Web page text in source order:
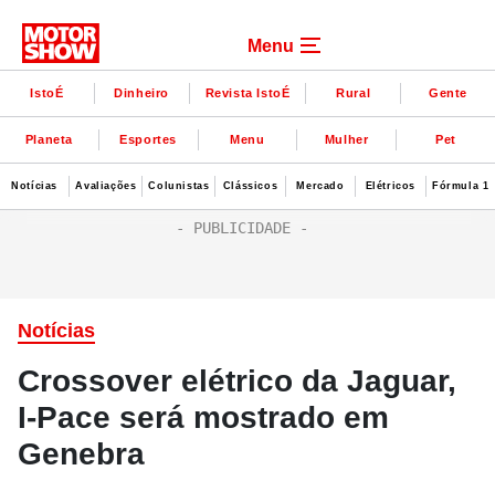
Menu
IstoÉ Dinheiro Revista IstoÉ Rural Gente
Planeta Esportes Menu Mulher Pet
Notícias Avaliações Colunistas Clássicos Mercado Elétricos Fórmula 1
Notícias
Crossover elétrico da Jaguar,
I-Pace será mostrado em
Genebra